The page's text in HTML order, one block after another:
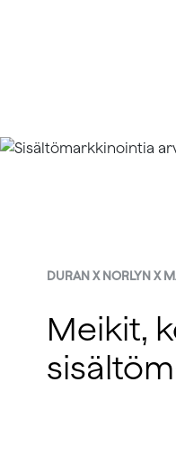
DURAN X NORLYN X
Meikit,